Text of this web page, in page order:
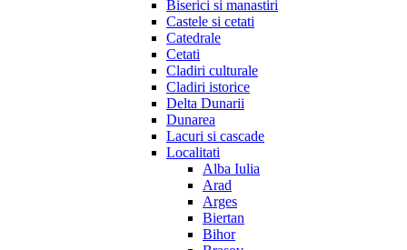
Biserici si manastiri
Castele si cetati
Catedrale
Cetati
Cladiri culturale
Cladiri istorice
Delta Dunarii
Dunarea
Lacuri si cascade
Localitati
Alba Iulia
Arad
Arges
Biertan
Bihor